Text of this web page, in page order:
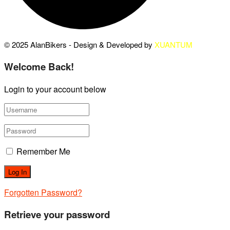
© 2025 AlanBikers - Design & Developed by XUANTUM
Welcome Back!
Login to your account below
Remember Me
Forgotten Password?
Retrieve your password